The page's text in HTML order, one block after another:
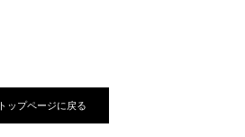
トップページに戻る